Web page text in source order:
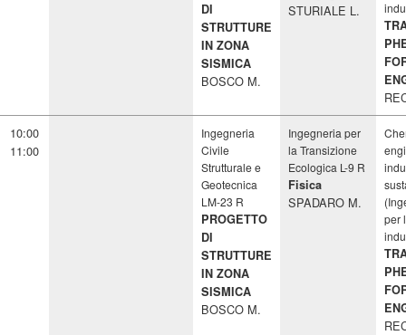
DI
STRUTTURE
IN ZONA
SISMICA
BOSCO M.
STURIALE L.
10:00
11:00
Ingegneria
Civile
Strutturale e
Geotecnica
LM-23 R
PROGETTO
DI
STRUTTURE
IN ZONA
SISMICA
BOSCO M.
Ingegneria per
la Transizione
Ecologica L-9 R
Fisica
SPADARO M.
per